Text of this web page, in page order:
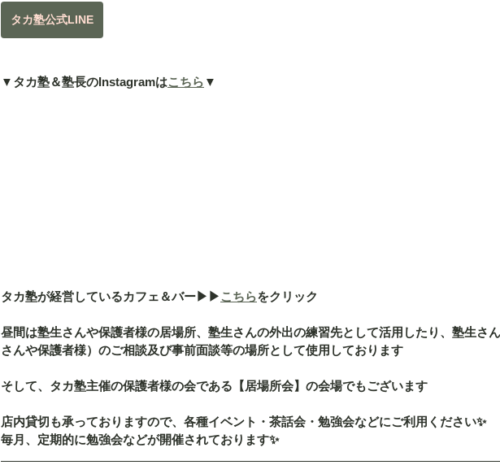
タカ塾公式LINE
▼タカ塾＆塾長のInstagramはこちら ▼
タカ塾が経営しているカフェ＆バー▶︎▶︎こちらをクリック
昼間は塾生さんや保護者様の居場所、塾生さんの外出の練習先として活用したり、塾生さ
さんや保護者様）のご相談及び事前面談等の場所として使用しております
そして、タカ塾主催の保護者様の会である【居場所会】の会場でもございます
店内貸切も承っておりますので、各種イベント・茶話会・勉強会などにご利用ください✨
毎月、定期的に勉強会などが開催されております✨